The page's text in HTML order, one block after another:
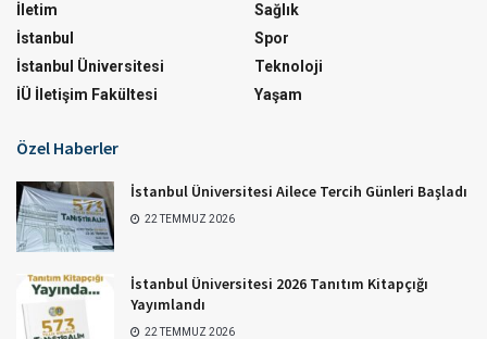
İletim
İstanbul
İstanbul Üniversitesi
İÜ İletişim Fakültesi
Sağlık
Spor
Teknoloji
Yaşam
Özel Haberler
İstanbul Üniversitesi Ailece Tercih Günleri Başladı
22 TEMMUZ 2026
İstanbul Üniversitesi 2026 Tanıtım Kitapçığı
Yayımlandı
22 TEMMUZ 2026